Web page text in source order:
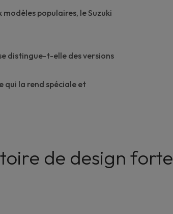
populaires, le Suzuki
distingue-t-elle des versions
qui la rend spéciale et
de design forte